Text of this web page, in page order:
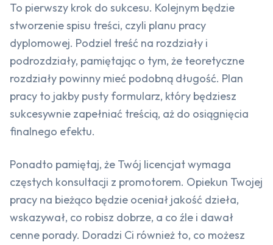
To pierwszy krok do sukcesu. Kolejnym będzie
stworzenie spisu treści, czyli planu pracy
dyplomowej. Podziel treść na rozdziały i
podrozdziały, pamiętając o tym, że teoretyczne
rozdziały powinny mieć podobną długość. Plan
pracy to jakby pusty formularz, który będziesz
sukcesywnie zapełniać treścią, aż do osiągnięcia
finalnego efektu.
Ponadto pamiętaj, że Twój licencjat wymaga
częstych konsultacji z promotorem. Opiekun Twojej
pracy na bieżąco będzie oceniał jakość dzieła,
wskazywał, co robisz dobrze, a co źle i dawał
cenne porady. Doradzi Ci również to, co możesz